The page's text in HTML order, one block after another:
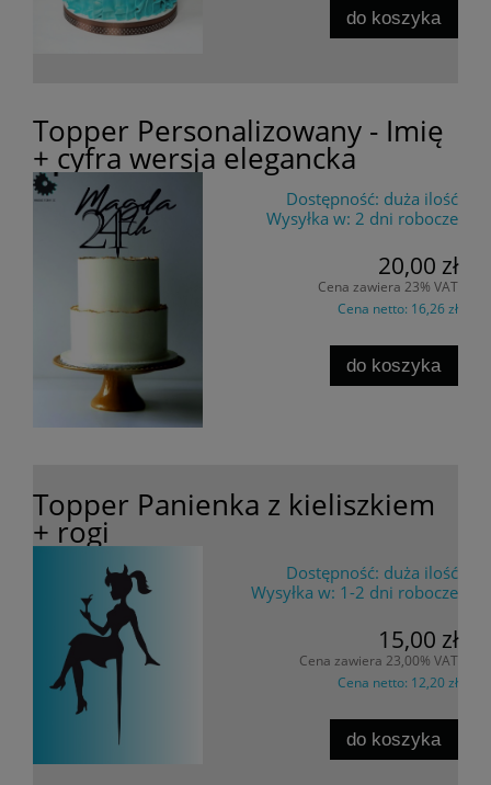
do koszyka
Topper Personalizowany - Imię
+ cyfra wersja elegancka
Dostępność: duża ilość
Wysyłka w: 2 dni robocze
20,00 zł
Cena zawiera 23% VAT
Cena netto: 16,26 zł
do koszyka
Topper Panienka z kieliszkiem
+ rogi
Dostępność: duża ilość
Wysyłka w: 1-2 dni robocze
15,00 zł
Cena zawiera 23,00% VAT
Cena netto: 12,20 zł
do koszyka